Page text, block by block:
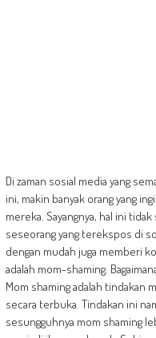
Di zaman sosial media yang
ini, makin banyak orang yang
mereka. Sayangnya, hal ini
seseorang yang terekspos di
dengan mudah juga memberi
adalah mom-shaming.
Mom shaming adalah tindakan
secara terbuka. Tindakan ini
sesungguhnya mom shaming